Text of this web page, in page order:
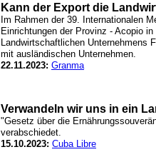
Kann der Export die
Im Rahmen der 39. Internationalen
Einrichtungen der Provinz - Acopio
Landwirtschaftlichen Unternehmens
mit ausländischen Unternehmen.
22.11.2023: Granma
Verwandeln wir uns in ein
"Gesetz über die
verabschiedet.
15.10.2023: Cuba Libre